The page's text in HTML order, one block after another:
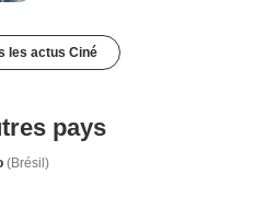
les actus Ciné
pays
(Brésil)